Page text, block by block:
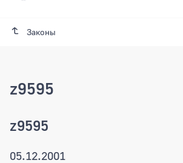
Законы
z9595
z9595
05.12.2001